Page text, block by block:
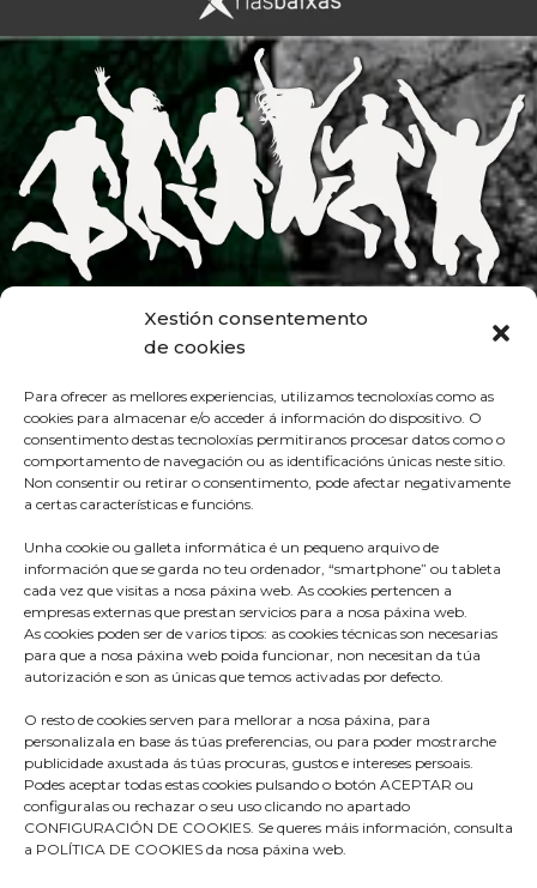
Xestión consentemento
de cookies
Para ofrecer as mellores experiencias, utilizamos tecnoloxías como as
cookies para almacenar e/o acceder á información do dispositivo. O
consentimento destas tecnoloxías permitiranos procesar datos como o
comportamento de navegación ou as identificacións únicas neste sitio.
Non consentir ou retirar o consentimento, pode afectar negativamente
a certas características e funcións.
Unha cookie ou galleta informática é un pequeno arquivo de
información que se garda no teu ordenador, “smartphone” ou tableta
cada vez que visitas a nosa páxina web. As cookies pertencen a
empresas externas que prestan servicios para a nosa páxina web.
As cookies poden ser de varios tipos: as cookies técnicas son necesarias
para que a nosa páxina web poida funcionar, non necesitan da túa
autorización e son as únicas que temos activadas por defecto.
O resto de cookies serven para mellorar a nosa páxina, para
personalizala en base ás túas preferencias, ou para poder mostrarche
publicidade axustada ás túas procuras, gustos e intereses persoais.
Podes aceptar todas estas cookies pulsando o botón ACEPTAR ou
configuralas ou rechazar o seu uso clicando no apartado
CONFIGURACIÓN DE COOKIES. Se queres máis información, consulta
a POLÍTICA DE COOKIES da nosa páxina web.
Praza do Concello s/n
Telf: 986570165
info@aestrada.gal